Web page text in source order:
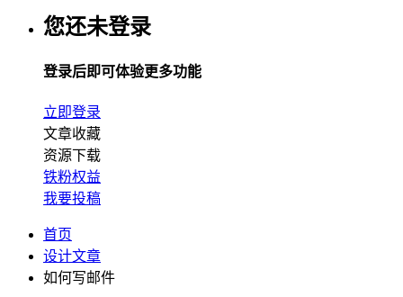
您还未登录
登录后即可体验更多功能
立即登录
文章收藏
资源下载
铁粉权益
我要投稿
首页
设计文章
如何写邮件